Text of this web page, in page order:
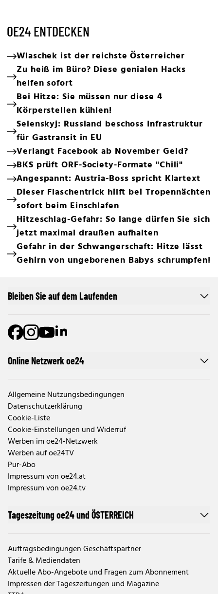
OE24 ENTDECKEN
Wlaschek ist der reichste Österreicher
Zu heiß im Büro? Diese genialen Hacks
helfen sofort
Bei Hitze: Sie müssen nur diese 4
Körperstellen kühlen!
Selenskyj: Russland beschoss Infrastruktur
für Gastransit in EU
Verlangt Facebook ab November Geld?
BKS prüft ORF-Society-Formate "Chili"
Angespannt: Austria-Boss spricht Klartext
Dieser Flaschentrick hilft bei Tropennächten
sofort beim Einschlafen
Hitzeschlag-Gefahr: So lange dürfen Sie sich
jetzt maximal draußen aufhalten
Gefahr in der Schwangerschaft: Hitze lässt
Gehirn von ungeborenen Babys schrumpfen!
Online Netzwerk oe24
Allgemeine Nutzungsbedingungen
Datenschutzerklärung
Cookie-Liste
Cookie-Einstellungen und Widerruf
Werben im oe24-Netzwerk
Werben auf oe24TV
Pur-Abo
Impressum von oe24.at
Impressum von oe24.tv
Tageszeitung oe24 und ÖSTERREICH
Auftragsbedingungen Geschäftspartner
Tarife & Mediendaten
Aktuelle Abo-Angebote und Fragen zum Abonnement
Impressen der Tageszeitungen und Magazine
Bleiben Sie auf dem Laufenden